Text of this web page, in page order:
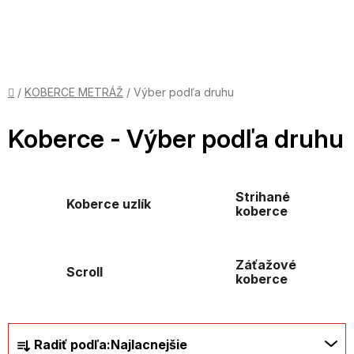
Domov
/ KOBERCE METRÁŽ / Výber podľa druhu
Koberce - Výber podľa druhu
Koberce uzlík
Strihané
koberce
Scroll
Záťažové
koberce
R
Radiť podľa:Najlacnejšie